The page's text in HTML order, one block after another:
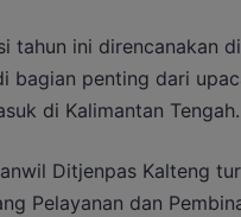
tahun ini direncanakan
bagian penting dari
di Kalimantan Tengah.
Ditjenpas Kalteng
Pelayanan dan